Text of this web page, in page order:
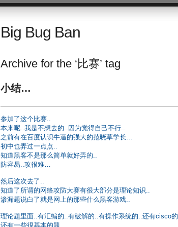
Big Bug Ban
Archive for the ‘比赛’ tag
小结…
参加了这个比赛..
本来呢..我是不想去的..因为觉得自己不行..
之前有在百度认识牛逼的强大的范晓草学长…
初中也弄过一点点..
知道黑客不是那么简单就好弄的..
防容易..攻很难…
然后这次去了..
知道了所谓的网络攻防大赛有很大部分是理论知识..
渗漏题说白了就是网上的那些什么黑客游戏..
理论题里面..有汇编的..有破解的..有操作系统的..还有cisco的
还有一些很基本的题..